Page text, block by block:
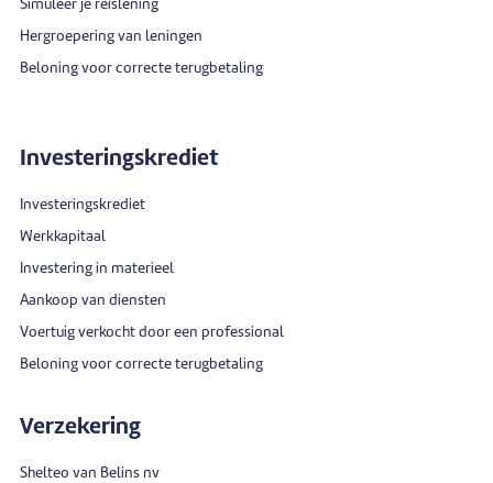
Simuleer je reislening
Hergroepering van leningen
Beloning voor correcte terugbetaling
Investeringskrediet
Investeringskrediet
Werkkapitaal
Investering in materieel
Aankoop van diensten
Voertuig verkocht door een professional
Beloning voor correcte terugbetaling
Verzekering
Shelteo van Belins nv